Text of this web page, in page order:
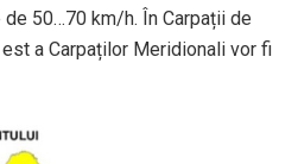
50…70 km/h. În Carpații de
a Carpaților Meridionali vor fi